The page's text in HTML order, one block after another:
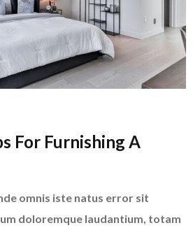
For Furnishing A
omnis iste natus error sit
doloremque laudantium, totam